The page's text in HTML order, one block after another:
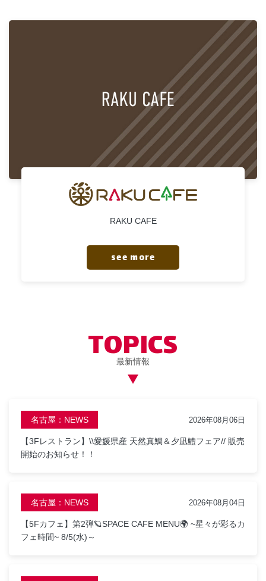
RAKU CAFE
see more
TOPICS
最新情報
名古屋：NEWS 2026年08月06日
【3Fレストラン】\\愛媛県産 天然真鯛＆夕凪鱧フェア// 販売
開始のお知らせ！！
名古屋：NEWS 2026年08月04日
【5Fカフェ】第2弾🪐SPACE CAFE MENU🌍 ~星々が彩るカ
フェ時間~ 8/5(水)～